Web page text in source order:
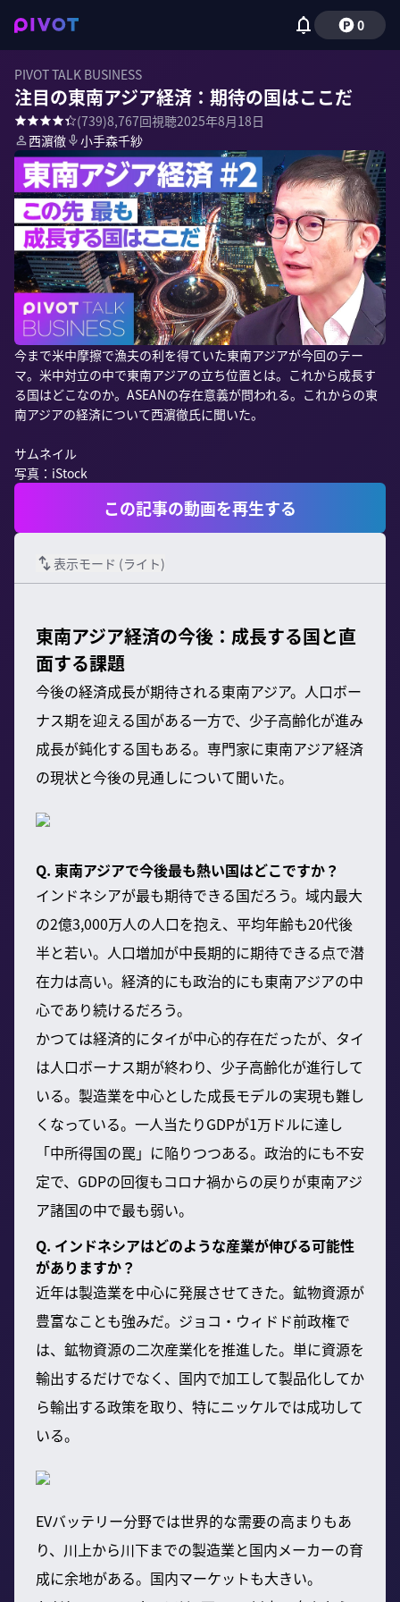
0
PIVOT TALK BUSINESS
注目の東南アジア経済：期待の国はここだ
(739)8,767回視聴2025年8月18日
西濵徹
小手森千紗
今まで米中摩擦で漁夫の利を得ていた東南アジアが今回のテー
マ。米中対立の中で東南アジアの立ち位置とは。これから成長す
る国はどこなのか。ASEANの存在意義が問われる。これからの東
南アジアの経済について西濵徹氏に聞いた。
サムネイル
写真：iStock
この記事の動画を再生する
表示モード (ライト)
東南アジア経済の今後：成長する国と直
面する課題
今後の経済成長が期待される東南アジア。人口ボー
ナス期を迎える国がある一方で、少子高齢化が進み
成長が鈍化する国もある。専門家に東南アジア経済
の現状と今後の見通しについて聞いた。
Q. 東南アジアで今後最も熱い国はどこですか？
インドネシアが最も期待できる国だろう。域内最大
の2億3,000万人の人口を抱え、平均年齢も20代後
半と若い。人口増加が中長期的に期待できる点で潜
在力は高い。経済的にも政治的にも東南アジアの中
心であり続けるだろう。
かつては経済的にタイが中心的存在だったが、タイ
は人口ボーナス期が終わり、少子高齢化が進行して
いる。製造業を中心とした成長モデルの実現も難し
くなっている。一人当たりGDPが1万ドルに達し
「中所得国の罠」に陥りつつある。政治的にも不安
定で、GDPの回復もコロナ禍からの戻りが東南アジ
ア諸国の中で最も弱い。
Q. インドネシアはどのような産業が伸びる可能性
がありますか？
近年は製造業を中心に発展させてきた。鉱物資源が
豊富なことも強みだ。ジョコ・ウィドド前政権で
は、鉱物資源の二次産業化を推進した。単に資源を
輸出するだけでなく、国内で加工して製品化してか
ら輸出する政策を取り、特にニッケルでは成功して
いる。
EVバッテリー分野では世界的な需要の高まりもあ
り、川上から川下までの製造業と国内メーカーの育
成に余地がある。国内マーケットも大きい。